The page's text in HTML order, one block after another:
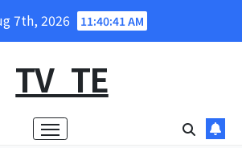
7th, 2026 11:40:43 AM
TV_TE